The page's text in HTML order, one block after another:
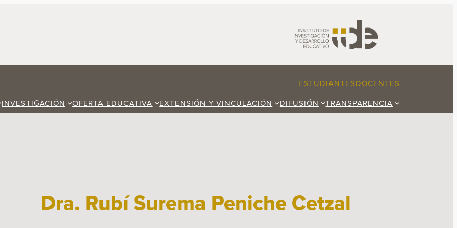
ESTUDIANTESDOCENTES
INVESTIGACIÓN OFERTA EDUCATIVA EXTENSIÓN Y VINCULACIÓN DIFUSIÓN TRANSPARENCIA
Dra. Rubí Surema Peniche Cetzal